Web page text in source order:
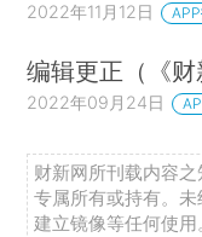
2022年11月12日
编辑更正（《
2022年09月24日
财新网所刊载内容
专属所有或持有。
建立镜像等任何使用